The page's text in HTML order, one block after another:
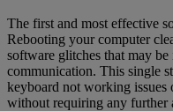
The first and most effective
Rebooting your computer
software glitches that may
communication. This single
keyboard not working issues
without requiring any further